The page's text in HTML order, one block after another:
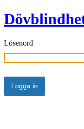
Lösenord